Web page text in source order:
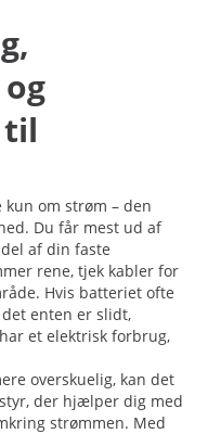
om strøm – den
Du får mest ud af
af din faste
rene, tjek kabler for
Hvis batteriet ofte
enten er slidt,
et elektrisk forbrug,
overskuelig, kan det
der hjælper dig med
strømmen. Med